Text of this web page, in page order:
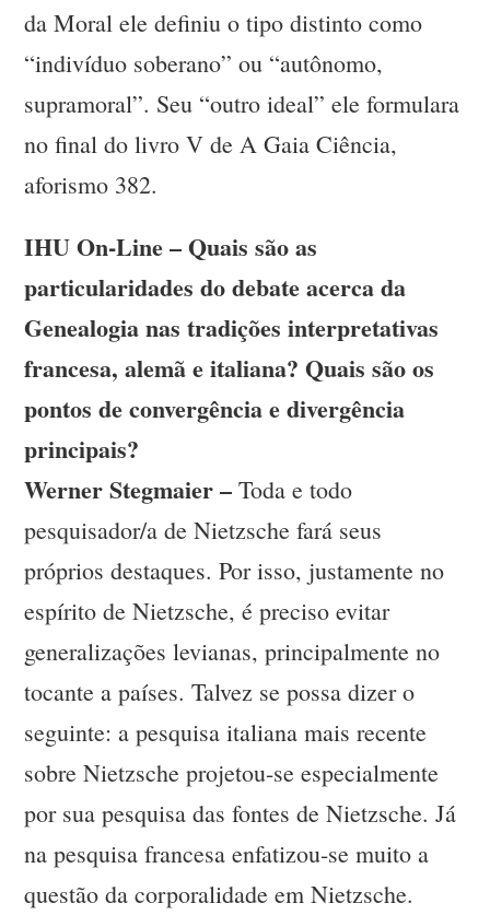
da Moral ele definiu o tipo distinto como
“indivíduo soberano” ou “autônomo,
supramoral”. Seu “outro ideal” ele formulara
no final do livro V de A Gaia Ciência,
aforismo 382.
IHU On-Line – Quais são as
particularidades do debate acerca da
Genealogia nas tradições interpretativas
francesa, alemã e italiana? Quais são os
pontos de convergência e divergência
principais?
Werner Stegmaier – Toda e todo
pesquisador/a de Nietzsche fará seus
próprios destaques. Por isso, justamente no
espírito de Nietzsche, é preciso evitar
generalizações levianas, principalmente no
tocante a países. Talvez se possa dizer o
seguinte: a pesquisa italiana mais recente
sobre Nietzsche projetou-se especialmente
por sua pesquisa das fontes de Nietzsche. Já
na pesquisa francesa enfatizou-se muito a
questão da corporalidade em Nietzsche.